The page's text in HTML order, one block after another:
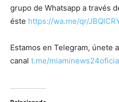
grupo de Whatsapp a través
éste https://wa.me/qr/
Estamos en Telegram, únete
canal t.me/miaminews24oficia